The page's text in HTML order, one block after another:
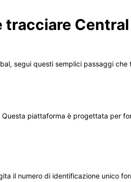
segui questi semplici passaggi
piattaforma è progettata per
il numero di identificazione unico